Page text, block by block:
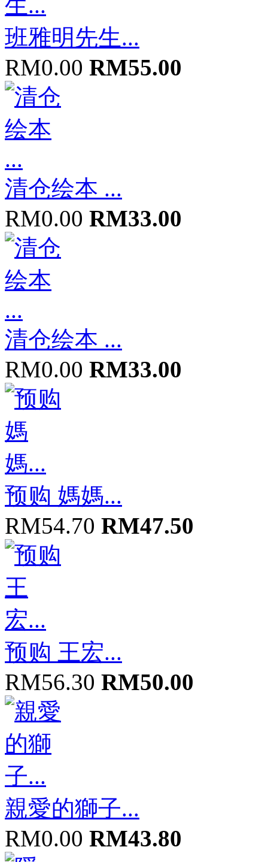
班雅明先生...
RM0.00 RM55.00
清仓绘本 ...
RM0.00 RM33.00
清仓绘本 ...
RM0.00 RM33.00
预购 媽媽...
RM54.70 RM47.50
预购 王宏...
RM56.30 RM50.00
親愛的獅子...
RM0.00 RM43.80